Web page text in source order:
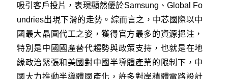
吸引客戶投片，表現顯然優於Samsung、Global Fo
undries出現下滑的走勢。綜而言之，中芯國際以中
國最大晶圓代工之姿，獲得官方最多的資源挹注，
特別是中國國產替代趨勢與政策支持，也就是在地
緣政治緊張和美國對中國半導體產業的限制下，中
國大力推動半導體國產化，許多對岸積體電路設計